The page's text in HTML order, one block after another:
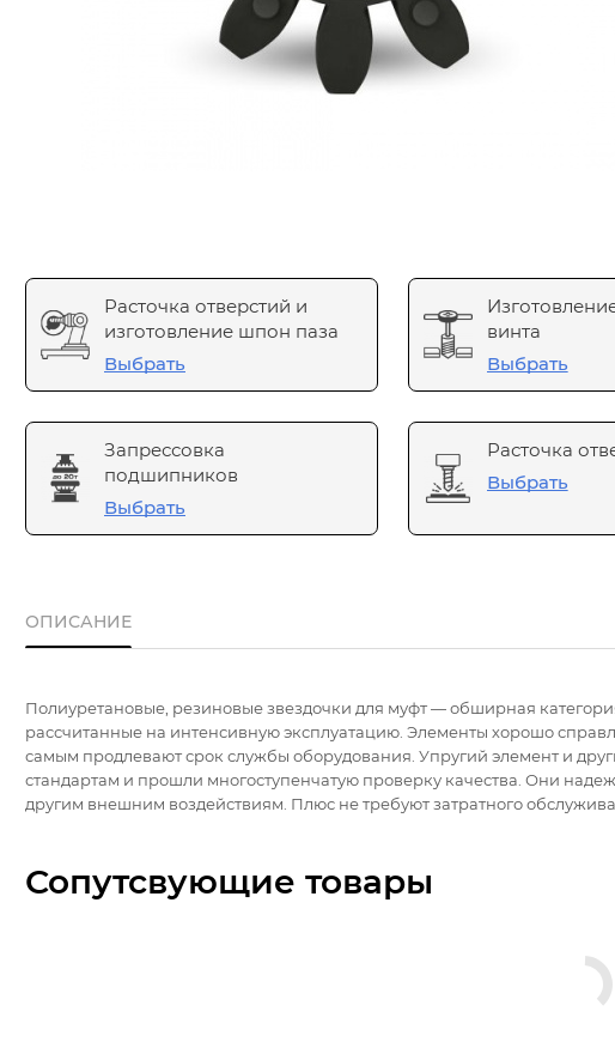
Расточка отверстий и
изготовление шпон паза
Выбрать
винта
Выбрать
Запрессовка
подшипников
Выбрать
Расточка
Выбрать
ОПИСАНИЕ
Полиуретановые, резиновые звездочки для муфт — обширная
рассчитанные на интенсивную эксплуатацию. Элементы хорошо
самым продлевают срок службы оборудования. Упругий элемент и
стандартам и прошли многоступенчатую проверку качества. Они
другим внешним воздействиям. Плюс не требуют затратного
Сопутсвующие товары